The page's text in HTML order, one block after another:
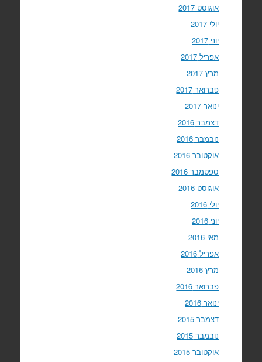
אוגוסט 2017
יולי 2017
יוני 2017
אפריל 2017
מרץ 2017
פברואר 2017
ינואר 2017
דצמבר 2016
נובמבר 2016
אוקטובר 2016
ספטמבר 2016
אוגוסט 2016
יולי 2016
יוני 2016
מאי 2016
אפריל 2016
מרץ 2016
פברואר 2016
ינואר 2016
דצמבר 2015
נובמבר 2015
אוקטובר 2015